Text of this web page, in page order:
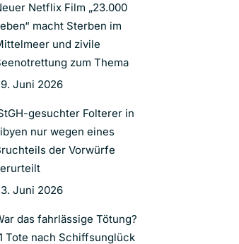
Netflix Film „23.000
macht Sterben im
und zivile
zum Thema
Juni 2026
gesuchter Folterer in
nur wegen eines
der Vorwürfe
Juni 2026
das fahrlässige Tötung?
Tote nach Schiffsunglück